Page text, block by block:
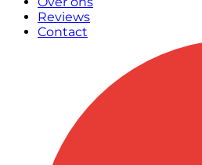
Reviews
Contact